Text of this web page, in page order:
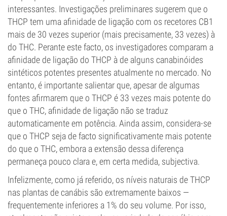
interessantes. Investigações preliminares sugerem que o
THCP tem uma afinidade de ligação com os recetores CB1
mais de 30 vezes superior (mais precisamente, 33 vezes) à
do THC. Perante este facto, os investigadores comparam a
afinidade de ligação do THCP à de alguns canabinóides
sintéticos potentes presentes atualmente no mercado. No
entanto, é importante salientar que, apesar de algumas
fontes afirmarem que o THCP é 33 vezes mais potente do
que o THC, afinidade de ligação não se traduz
automaticamente em potência. Ainda assim, considera-se
que o THCP seja de facto significativamente mais potente
do que o THC, embora a extensão dessa diferença
permaneça pouco clara e, em certa medida, subjectiva.
Infelizmente, como já referido, os níveis naturais de THCP
nas plantas de canábis são extremamente baixos —
frequentemente inferiores a 1% do seu volume. Por isso,